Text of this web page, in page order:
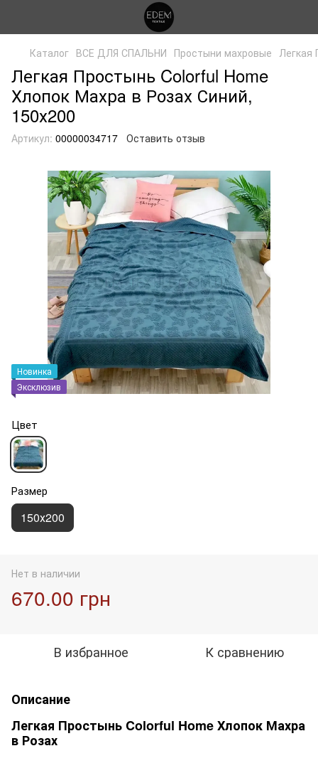
Каталог ВСЕ ДЛЯ СПАЛЬНИ Простыни махровые Легкая
Легкая Простынь Colorful Home
Хлопок Махра в Розах Синий,
150х200
Артикул: 00000034717 Оставить отзыв
Новинка
Эксклюзив
Цвет
Размер
150х200
Нет в наличии
670.00 грн
В избранное К сравнению
Описание
Легкая Простынь Colorful Home Хлопок Махра
в Розах